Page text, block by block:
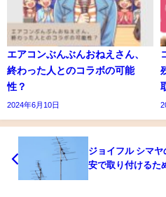
エアコンぶんぶんおねえさん、
終わった人とのコラボの可能
性？
2024年6月10日
ジョイフル シマ
安で取り付けるた